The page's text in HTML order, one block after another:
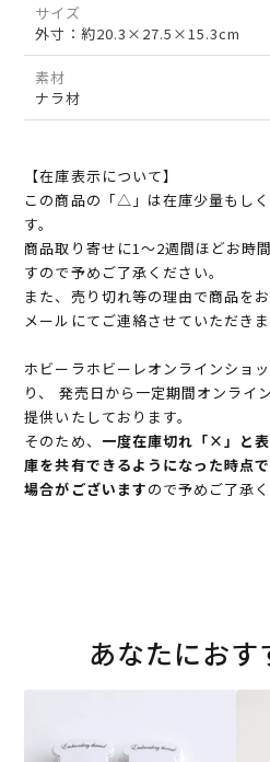
サイズ
外寸：約20.3×27.5×15.3cm
素材
ナラ材
【在庫表示について】
この商品の「△」は在庫少量もし
す。
商品取り寄せに1～2週間ほどお時
すので予めご了承ください。
また、売り切れ等の理由で商品を
メールにてご連絡させていただきま
ホビーラホビーレオンラインショ
り、 発売日から一定期間オンライ
提供いたしております。
そのため、 一度在庫切れ「×」と
庫を共有できるようになった時点
場合がございますので予めご了承く
あなたにおす